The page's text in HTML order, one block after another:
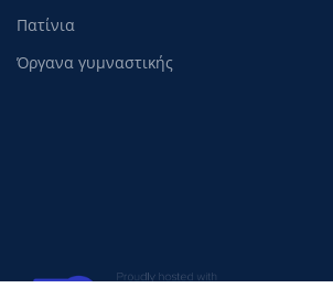
Πατίνια
Όργανα γυμναστικής